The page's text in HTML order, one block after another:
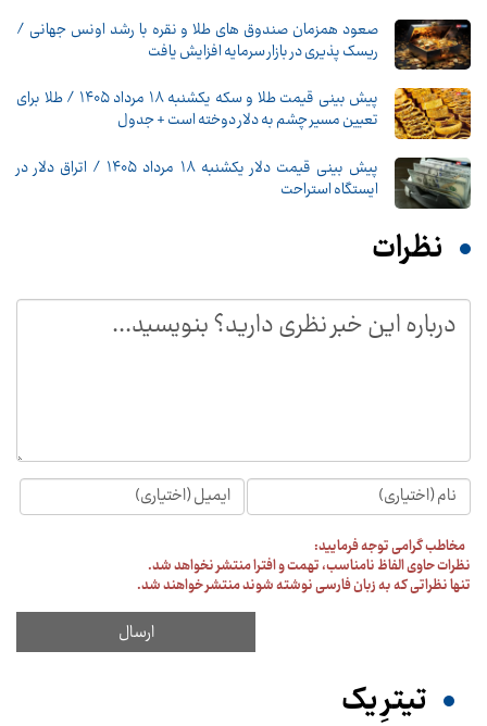
صعود همزمان صندوق های طلا و نقره با رشد اونس جهانی /
ریسک پذیری در بازار سرمایه افزایش یافت
پیش‌ بینی قیمت طلا و سکه یکشنبه ۱۸ مرداد ۱۴۰۵ / طلا برای
تعیین مسیر چشم به دلار دوخته است + جدول
پیش ‌بینی قیمت دلار یکشنبه ۱۸ مرداد ۱۴۰۵ / اتراق دلار در
ایستگاه استراحت
نظرات
مخاطب گرامی توجه فرمایید:
نظرات حاوی الفاظ نامناسب، تهمت و افترا منتشر نخواهد شد.
تنها نظراتی که به زبان فارسی نوشته شوند منتشر خواهند شد.
تیترِ یک